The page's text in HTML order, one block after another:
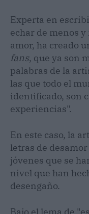
Experta en
echar de menos
amor, ha creado
fans, que ya son
palabras de la
las que todo el
identificado, son
experiencias".
En este caso, la
letras de
jóvenes que se
nivel que han
desengaño.
Bajo el lema de